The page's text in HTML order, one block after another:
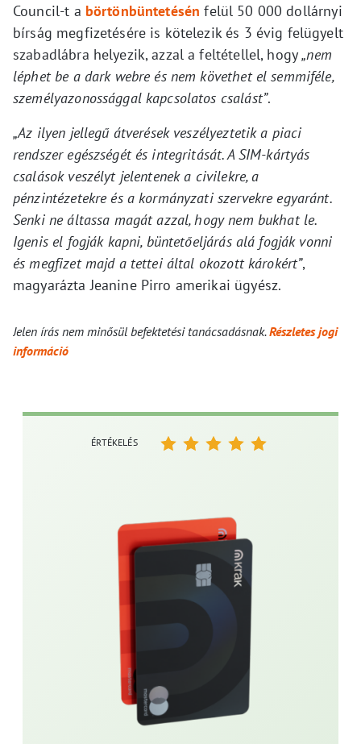
Council-t a börtönbüntetésén felül 50 000 dollárnyi
bírság megfizetésére is kötelezik és 3 évig felügyelt
szabadlábra helyezik, azzal a feltétellel, hogy„nem
léphet be a dark webre és nem követhet el semmiféle,
személyazonossággal kapcsolatos csalást”.
„Az ilyen jellegű átverések veszélyeztetik a piaci
rendszer egészségét és integritását. A SIM-kártyás
csalások veszélyt jelentenek a civilekre, a
pénzintézetekre és a kormányzati szervekre egyaránt.
Senki ne áltassa magát azzal, hogy nem bukhat le.
Igenis el fogják kapni, büntetőeljárás alá fogják vonni
és megfizet majd a tettei által okozott károkért”,
magyarázta Jeanine Pirro amerikai ügyész.
Jelen írás nem minősül befektetési tanácsadásnak.Részletes jogi
információ
ÉRTÉKELÉS